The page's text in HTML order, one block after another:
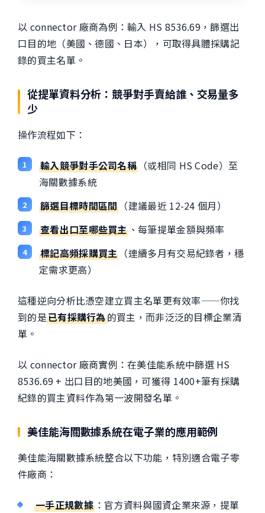
以 connector 廠商為例：輸入 HS 8536.69，篩選出
口目的地（美國、德國、日本），可取得具體採購記
錄的買主名單。
從提單資料分析：競爭對手賣給誰、交易量多
少
操作流程如下：
輸入競爭對手公司名稱 （或相同 HS Code）至
海關數據系統
篩選目標時間區間 （建議最近 12-24 個月）
查看出口至哪些買主、每筆提單金額與頻率
標記高頻採購買主 （連續多月有交易紀錄者，穩
定需求更高）
這種逆向分析比憑空建立買主名單更有效率——你找
到的是已有採購行為的買主，而非泛泛的目標企業清
單。
以 connector 廠商實例：在美佳能系統中篩選 HS
8536.69 + 出口目的地美國，可獲得 1400+筆有採購
紀錄的買主資料作為第一波開發名單。
美佳能海關數據系統在電子業的應用範例
美佳能海關數據系統整合以下功能，特別適合電子零
件廠商：
一手正規數據：官方資料與國資企業來源，提單